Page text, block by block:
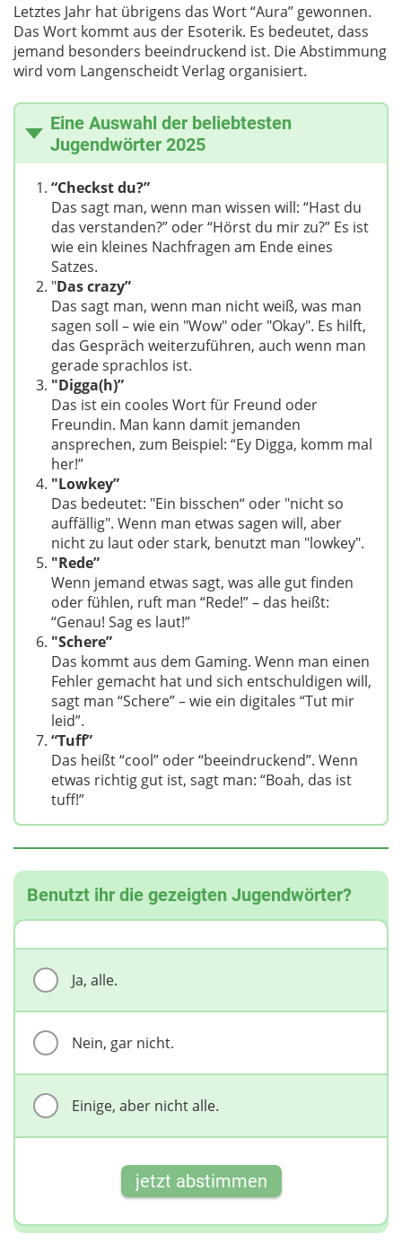
Letztes Jahr hat übrigens das Wort “Aura” gewonnen.
Das Wort kommt aus der Esoterik. Es bedeutet, dass
jemand besonders beeindruckend ist. Die Abstimmung
wird vom Langenscheidt Verlag organisiert.
Eine Auswahl der beliebtesten
Jugendwörter 2025
“Checkst du?”
Das sagt man, wenn man wissen will: “Hast du
das verstanden?” oder “Hörst du mir zu?” Es ist
wie ein kleines Nachfragen am Ende eines
Satzes.
"Das crazy”
Das sagt man, wenn man nicht weiß, was man
sagen soll – wie ein "Wow" oder "Okay". Es hilft,
das Gespräch weiterzuführen, auch wenn man
gerade sprachlos ist.
"Digga(h)”
Das ist ein cooles Wort für Freund oder
Freundin. Man kann damit jemanden
ansprechen, zum Beispiel: “Ey Digga, komm mal
her!”
"Lowkey”
Das bedeutet: "Ein bisschen“ oder "nicht so
auffällig". Wenn man etwas sagen will, aber
nicht zu laut oder stark, benutzt man "lowkey".
"Rede”
Wenn jemand etwas sagt, was alle gut finden
oder fühlen, ruft man “Rede!” – das heißt:
“Genau! Sag es laut!”
"Schere”
Das kommt aus dem Gaming. Wenn man einen
Fehler gemacht hat und sich entschuldigen will,
sagt man “Schere” – wie ein digitales “Tut mir
leid”.
“Tuff”
Das heißt “cool” oder “beeindruckend”. Wenn
etwas richtig gut ist, sagt man: “Boah, das ist
tuff!”
Benutzt ihr die gezeigten Jugendwörter?
Ja, alle.
Nein, gar nicht.
Einige, aber nicht alle.
jetzt abstimmen